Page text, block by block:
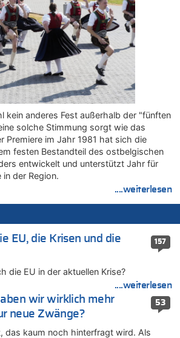
von Foto Anneliese zu
in Londons City niedergestochen
von WK zu
Einigkeit trotz Kritik und neuer
Gianni Infantino
von DG zu
Einigkeit trotz Kritik und neuer
Gianni Infantino
von DR ALBERN zu
Einigkeit trotz Kritik und neuer
Gianni Infantino
von klar zu
in Londons City niedergestochen
diesem Sommer ist jetzt amtlich
michlaustderaffe zu
diesem Sommer ist jetzt amtlich
Ach zu
wieder Mekka des Pferdesports –
WM auf starke Springreiter
in NRW so niedrig wie noch nie
von Wolfgang2 zu
Hendrich wechselt zum 1. FC Köln
kein anderes Fest außerhalb der "fünften
solche Stimmung sorgt wie das
Premiere im Jahr 1981 hat sich die
festen Bestandteil des ostbelgischen
entwickelt und unterstützt Jahr für
der Region.
....weiterlesen
157
EU, die Krisen und die
die EU in der aktuellen Krise?
....weiterlesen
53
wir wirklich mehr
neue Zwänge?
das kaum noch hinterfragt wird. Als